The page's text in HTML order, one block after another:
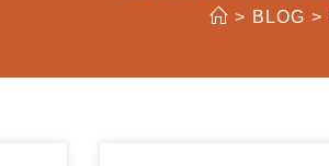
> BLOG >